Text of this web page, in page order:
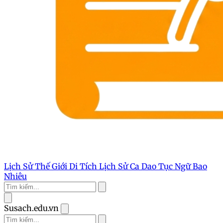
Lịch Sử Thế Giới Di Tích Lịch SửCa Dao Tục NgữBao
Nhiêu
Susach.edu.vn